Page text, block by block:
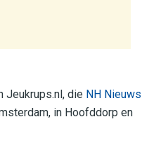
Jeukrups.nl, die NH Nieuws
in Hoofddorp en